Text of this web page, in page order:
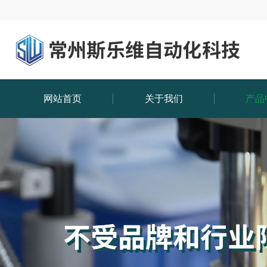
网站首页 关于我们 产品